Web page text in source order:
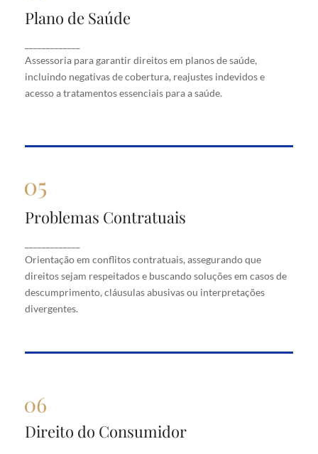
Plano de Saúde
Assessoria para garantir direitos em planos de saúde,
incluindo negativas de cobertura, reajustes indevidos e
acesso a tratamentos essenciais para a saúde.
Plano de Saúde
saúde, incluindo negativas de cobertura, reajustes
indevidos e acesso a tratamentos essenciais para a
saúde.
Problemas Contratuais
Orientação em conflitos contratuais, assegurando que
direitos sejam respeitados e buscando soluções em casos de
descumprimento, cláusulas abusivas ou interpretações
divergentes.
Problemas Contratuais
que direitos sejam respeitados e buscando soluções
em casos de descumprimento, cláusulas abusivas
ou interpretações divergentes.
Direito do Consumidor
Direito do Consumidor